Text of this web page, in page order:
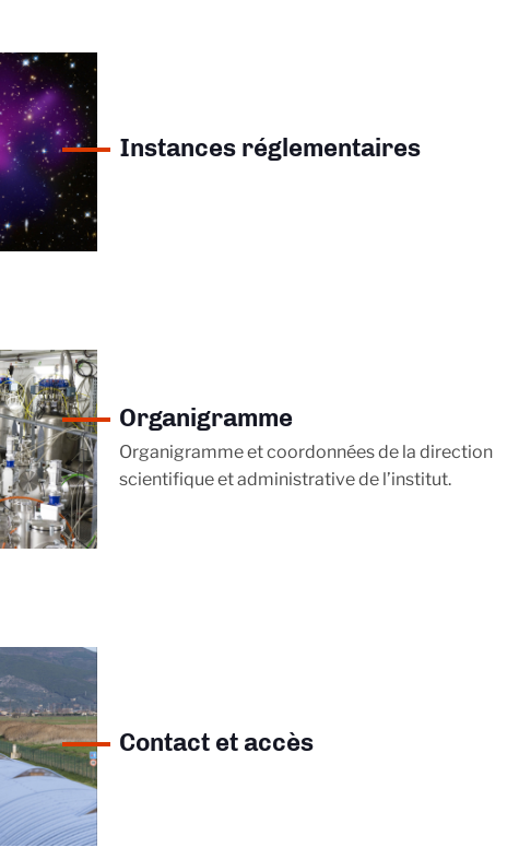
Instances réglementaires
Organigramme
Organigramme et coordonnées de la direction
scientifique et administrative de l’institut.
Contact et accès